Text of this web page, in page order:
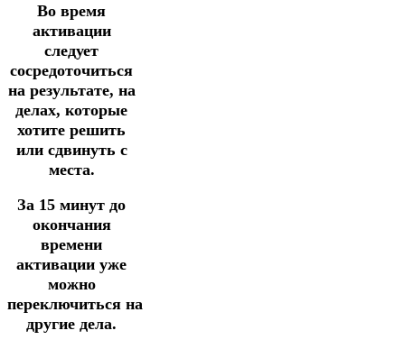
Во время
активации
следует
сосредоточиться
на результате, на
делах, которые
хотите решить
или сдвинуть с
места.
За 15 минут до
окончания
времени
активации уже
можно
переключиться на
другие дела.